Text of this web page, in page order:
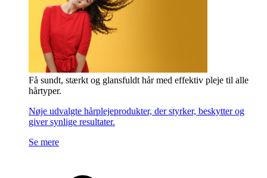
Få sundt, stærkt og glansfuldt hår med effektiv pleje til alle
hårtyper.
Nøje udvalgte hårplejeprodukter, der styrker, beskytter og
giver synlige resultater.
Se mere